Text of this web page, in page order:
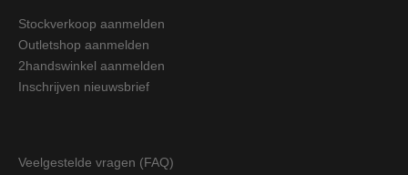
Stockverkoop aanmelden
Outletshop aanmelden
2handswinkel aanmelden
Inschrijven nieuwsbrief
Veelgestelde vragen (FAQ)